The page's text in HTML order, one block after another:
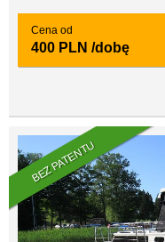
Cena od
400 PLN /dobę
BEZ PATENTU